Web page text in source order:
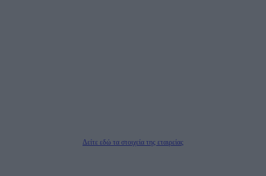
Δείτε εδώ τα στοιχεία της εταιρείας